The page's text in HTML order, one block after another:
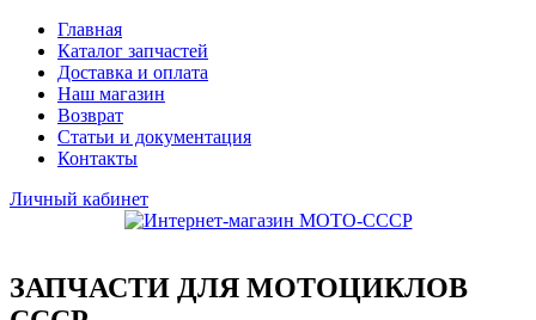
Главная
Каталог запчастей
Доставка и оплата
Наш магазин
Возврат
Статьи и документация
Контакты
Личный кабинет
ЗАПЧАСТИ ДЛЯ МОТОЦИКЛОВ